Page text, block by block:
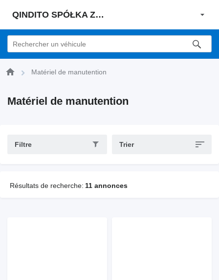
QINDITO SPÓŁKA Z OGRANICZONĄ ODPOWIEDZIALNOŚCIĄ
Matériel de manutention
Matériel de manutention
Filtre Trier
Résultats de recherche: 11 annonces